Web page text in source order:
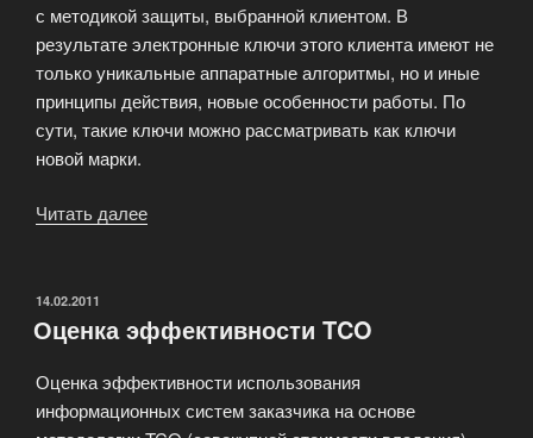
с методикой защиты, выбранной клиентом. В
результате электронные ключи этого клиента имеют не
только уникальные аппаратные алгоритмы, но и иные
принципы действия, новые особенности работы. По
сути, такие ключи можно рассматривать как ключи
новой марки.
Читать далее
ОПУБЛИКОВАНО
14.02.2011
Оценка эффективности TCO
Оценка эффективности использования
информационных систем заказчика на основе